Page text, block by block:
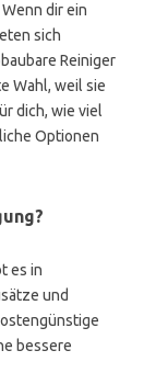
dir ein
sich
Reiniger
Wahl, weil sie
dich, wie viel
Optionen
es in
und
bessere